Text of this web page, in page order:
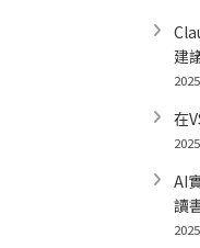
建
在
AI
讀